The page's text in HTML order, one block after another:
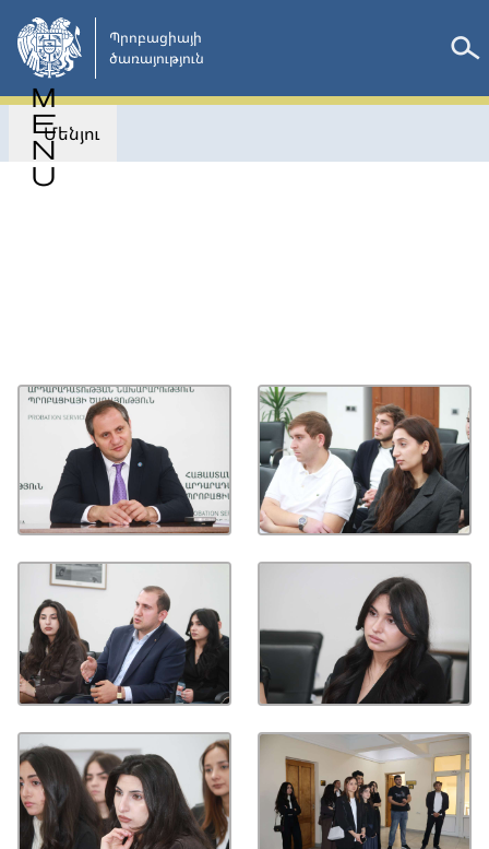
Անցնել
հիմնական
բովանդակությանը
Պրոբացիայի
ծառայություն
Մենյու